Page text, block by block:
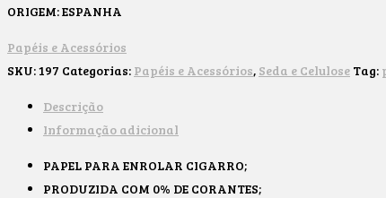
ORIGEM: ESPANHA
Papéis e Acessórios
SKU:197 Categorias: Papéis e Acessórios, Seda e Celulose Tag:
Descrição
Informação adicional
PAPEL PARA ENROLAR CIGARRO;
PRODUZIDA COM 0% DE CORANTES;